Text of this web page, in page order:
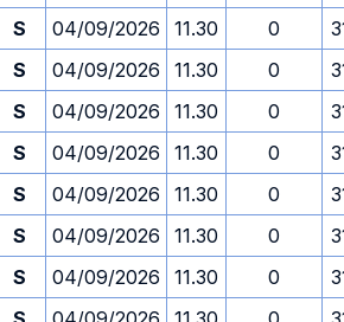
S 04/09/2026 11.30 0
S 04/09/2026 11.30 0
S 04/09/2026 11.30 0
S 04/09/2026 11.30 0
S 04/09/2026 11.30 0
S 04/09/2026 11.30 0
S 04/09/2026 11.30 0